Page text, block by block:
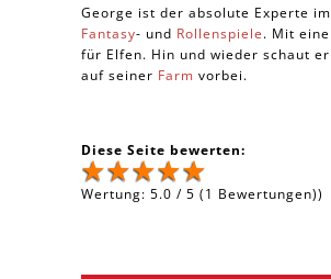
George ist der absolute Experte
Fantasy- und Rollenspiele. Mit
für Elfen. Hin und wieder schaut
auf seiner Farm vorbei.
Diese Seite bewerten:
Wertung: 5.0 / 5 (1 Bewertungen))